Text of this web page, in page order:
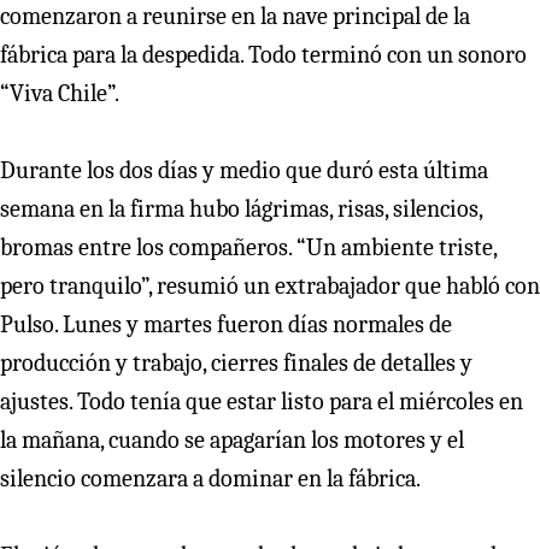
comenzaron a reunirse en la nave principal de la
fábrica para la despedida. Todo terminó con un sonoro
“Viva Chile”.
Durante los dos días y medio que duró esta última
semana en la firma hubo lágrimas, risas, silencios,
bromas entre los compañeros. “Un ambiente triste,
pero tranquilo”, resumió un extrabajador que habló con
Pulso. Lunes y martes fueron días normales de
producción y trabajo, cierres finales de detalles y
ajustes. Todo tenía que estar listo para el miércoles en
la mañana, cuando se apagarían los motores y el
silencio comenzara a dominar en la fábrica.